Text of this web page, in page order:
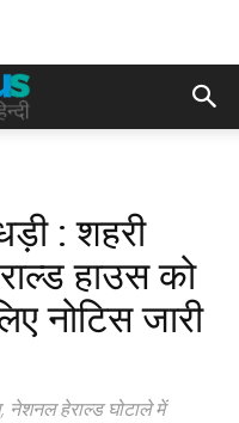
: शहरी
हाउस को
नोटिस जारी
नेशनल हेराल्ड घोटाले में